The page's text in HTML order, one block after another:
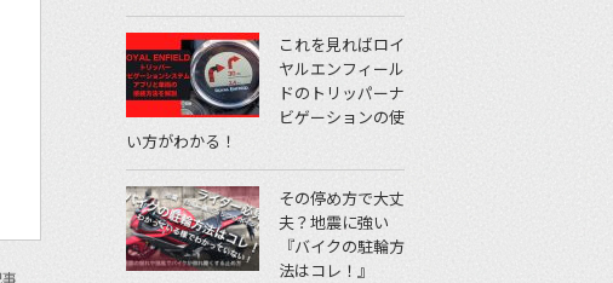
これを見ればロイ
ヤルエンフィール
ドのトリッパーナ
ビゲーションの使
い方がわかる！
その停め方で大丈
夫？地震に強い
『バイクの駐輪方
法はコレ！』